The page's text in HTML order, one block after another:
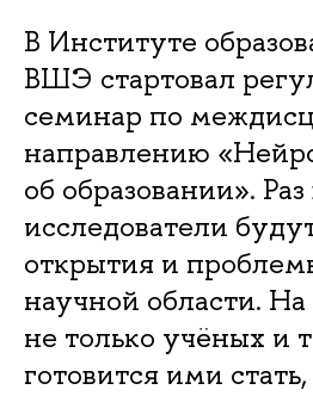
В Институте
ВШЭ стартовал
семинар по
направлению
об образовании».
исследователи
открытия и
научной области.
не только учёных и
готовится ими